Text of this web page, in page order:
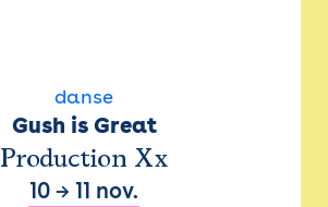
danse
Gush is Great
Production Xx
10 → 11 nov.